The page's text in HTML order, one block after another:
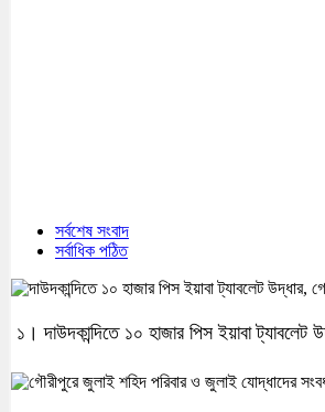
সর্বশেষ সংবাদ
সর্বাধিক পঠিত
১। দাউদকান্দিতে ১০ হাজার পিস ইয়াবা ট্যাবলেট